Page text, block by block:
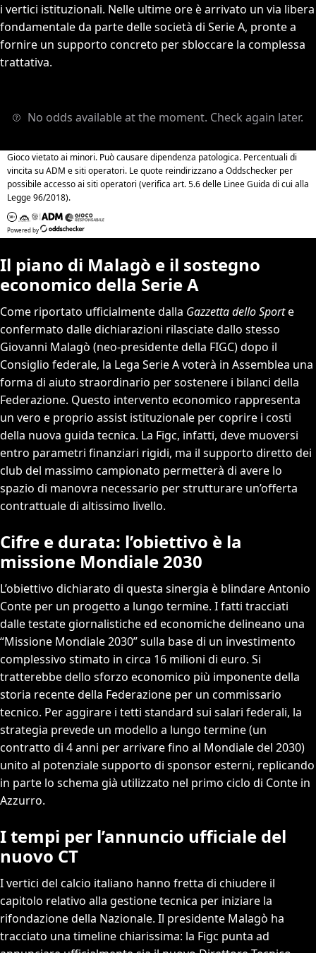
i vertici istituzionali. Nelle ultime ore è arrivato un via libera
fondamentale da parte delle società di Serie A, pronte a
fornire un supporto concreto per sbloccare la complessa
trattativa.
Il piano di Malagò e il sostegno
economico della Serie A
Come riportato ufficialmente dalla Gazzetta dello Sporte
confermato dalle dichiarazioni rilasciate dallo stesso
Giovanni Malagò (neo-presidente della FIGC) dopo il
Consiglio federale, la Lega Serie A voterà in Assemblea una
forma di aiuto straordinario per sostenere i bilanci della
Federazione. Questo intervento economico rappresenta
un vero e proprio assist istituzionale per coprire i costi
della nuova guida tecnica. La Figc, infatti, deve muoversi
entro parametri finanziari rigidi, ma il supporto diretto dei
club del massimo campionato permetterà di avere lo
spazio di manovra necessario per strutturare un’offerta
contrattuale di altissimo livello.
Cifre e durata: l’obiettivo è la
missione Mondiale 2030
L’obiettivo dichiarato di questa sinergia è blindare Antonio
Conte per un progetto a lungo termine. I fatti tracciati
dalle testate giornalistiche ed economiche delineano una
“Missione Mondiale 2030” sulla base di un investimento
complessivo stimato in circa 16 milioni di euro. Si
tratterebbe dello sforzo economico più imponente della
storia recente della Federazione per un commissario
tecnico. Per aggirare i tetti standard sui salari federali, la
strategia prevede un modello a lungo termine (un
contratto di 4 anni per arrivare fino al Mondiale del 2030)
unito al potenziale supporto di sponsor esterni, replicando
in parte lo schema già utilizzato nel primo ciclo di Conte in
Azzurro.
I tempi per l’annuncio ufficiale del
nuovo CT
I vertici del calcio italiano hanno fretta di chiudere il
capitolo relativo alla gestione tecnica per iniziare la
rifondazione della Nazionale. Il presidente Malagò ha
tracciato una timeline chiarissima: la Figc punta ad